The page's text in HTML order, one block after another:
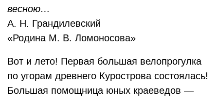
весною…
А. Н. Грандилевский
«Родина М. В. Ломоносова»
Вот и лето! Первая большая велопрогулка
по угорам древнего Курострова состоялась!
Большая помощница юных краеведов —